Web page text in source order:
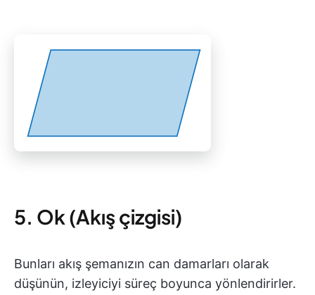
5. Ok (Akış çizgisi)
Bunları akış şemanızın can damarları olarak
düşünün, izleyiciyi süreç boyunca yönlendirirler.